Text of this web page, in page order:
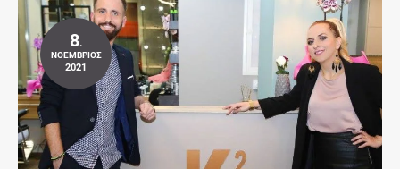
8.
ΝΟΈΜΒΡΙΟΣ
2021